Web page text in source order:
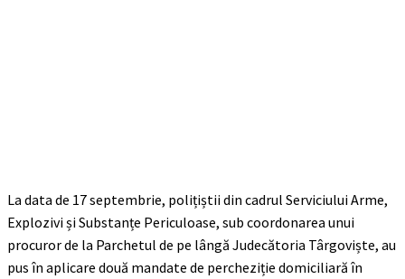
La data de 17 septembrie, polițiștii din cadrul Serviciului Arme,
Explozivi și Substanțe Periculoase, sub coordonarea unui
procuror de la Parchetul de pe lângă Judecătoria Târgoviște, au
pus în aplicare două mandate de percheziție domiciliară în